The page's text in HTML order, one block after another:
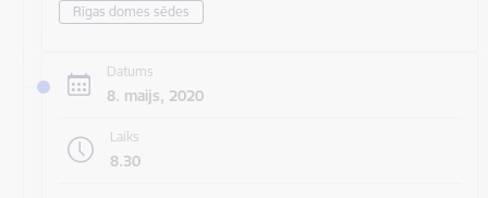
Rīgas domes sēdes
Datums
8. maijs, 2020
Laiks
8.30